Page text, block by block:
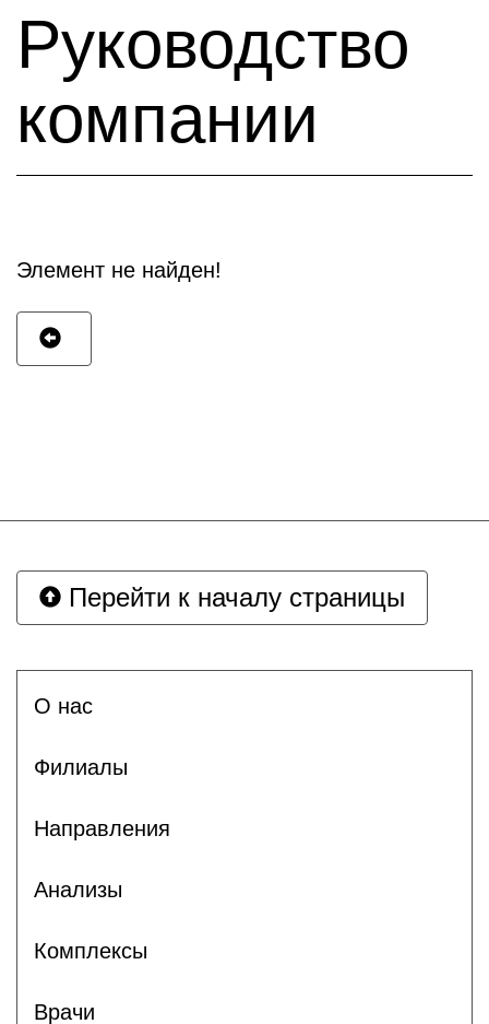
Руководство
компании
Элемент не найден!
Перейти к началу страницы
О нас
Филиалы
Направления
Анализы
Комплексы
Врачи